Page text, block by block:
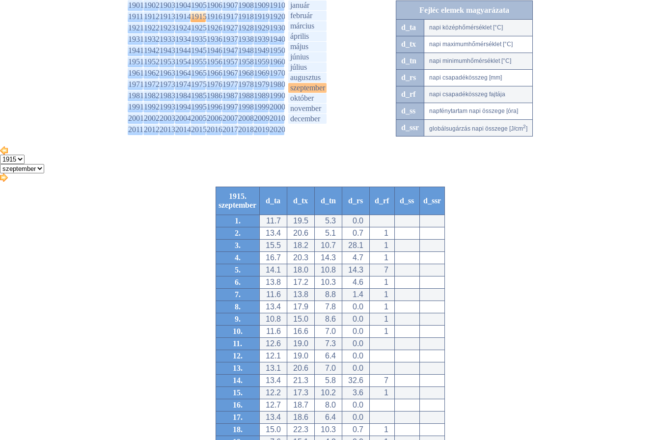
1901190219031904190519061907190819091910
1911191219131914191519161917191819191920
1921192219231924192519261927192819291930
1931193219331934193519361937193819391940
1941194219431944194519461947194819491950
1951195219531954195519561957195819591960
1961196219631964196519661967196819691970
1971197219731974197519761977197819791980
1981198219831984198519861987198819891990
1991199219931994199519961997199819992000
2001200220032004200520062007200820092010
2011201220132014201520162017201820192020
január
február
március
április
május
június
július
augusztus
szeptember
október
november
december
Fejléc elemek magyarázata
d_ta napi középhőmérséklet [°C]
d_tx napi maximumhőmérséklet [°C]
d_tn napi minimumhőmérséklet [°C]
d_rs napi csapadékösszeg [mm]
d_rf napi csapadékösszeg fajtája
d_ss napfénytartam napi összege [óra]
d_ssr globálsugárzás napi összege [J/cm2]
1915.
szeptember
d_ta d_tx d_tn d_rs d_rf d_ss d_ssr
1. 11.7 19.5 5.3
0.0
2.
13.4 20.6 5.1 0.7
1
3.
15.5 18.2 10.7 28.1
1
4.
16.7 20.3 14.3 4.7
1
5.
14.1 18.0 10.8 14.3
7
6.
13.8 17.2 10.3 4.6
1
7.
11.6 13.8 8.8 1.4
1
8.
13.4 17.9 7.8 0.0
1
9.
10.8 15.0 8.6 0.0
1
10.
11.6 16.6 7.0 0.0
1
11.
12.6 19.0 7.3
0.0
12.
12.1 19.0 6.4
0.0
13.
13.1 20.6 7.0
0.0
14.
13.4 21.3 5.8 32.6
7
15.
12.2 17.3 10.2 3.6
1
16.
12.7 18.7 8.0
0.0
17.
13.4 18.6 6.4
0.0
18.
15.0 22.3 10.3 0.7
1